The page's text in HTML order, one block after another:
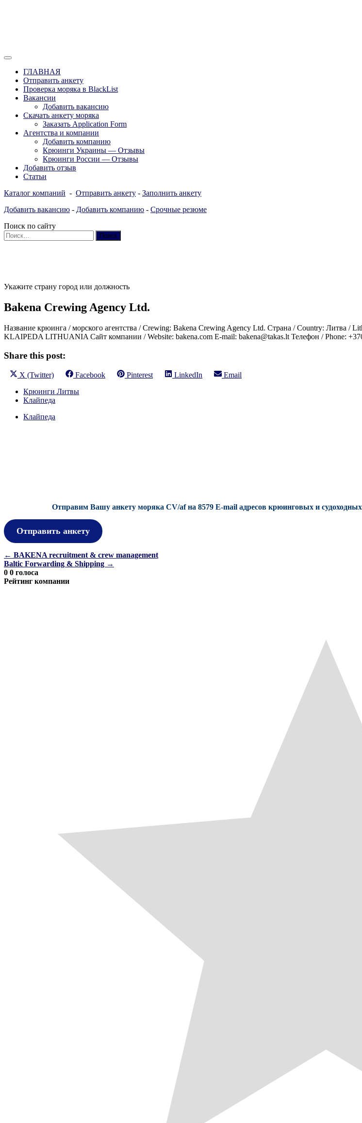
Вакансии для моряков. Работа для моряков в море. Каталог
России, Европы и Всего мира. Отзывы, Контакты, Работа,
form
ГЛАВНАЯ
Отправить анкету
Проверка моряка в BlackList
Вакансии
Добавить вакансию
Скачать анкету моряка
Заказать Application Form
Агентства и компании
Добавить компанию
Крюинги Украины — Отзывы
Крюинги России — Отзывы
Добавить отзыв
Статьи
Каталог компаний - Отправить анкету - Заполнить анкету
Добавить вакансию - Добавить компанию - Срочные резюме
Поиск по сайту
Найти:
Укажите страну город или должность
Bakena Crewing Agency Ltd.
Название крюинга / морского агентства / Crewing: Bakena Crewing Agency Ltd. Страна / Country: Литва /
KLAIPEDA LITHUANIA Сайт компании / Website: bakena.com E-mail: bakena@takas.lt Телефон / Phone:
Share this post:
Share
X (Twitter)
Share
Facebook
Share
Pinterest
Share
LinkedIn
Share
Email
Крюинги Литвы
Клайпеда
Клайпеда
Отправим Вашу анкету моряка CV/af на 8579 E-mail адресов крюинговых и
Отправить анкету
Навигация
по
записям
← BAKENA recruitment & crew management
Baltic Forwarding & Shipping →
0 0 голоса
Рейтинг компании